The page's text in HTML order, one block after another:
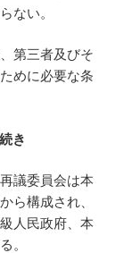
ない。
第三者及びそ
めに必要な条
き
議委員会は本
ら構成され、
人民政府、本
。